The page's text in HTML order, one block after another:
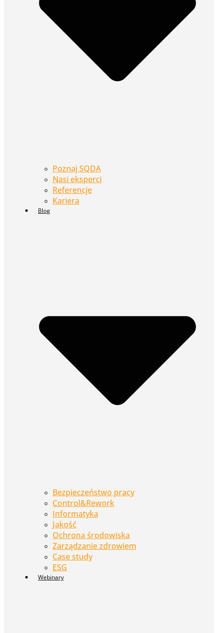
Poznaj SQDA
Nasi eksperci
Referencje
Kariera
Blog
Bezpieczeństwo pracy
Control&Rework
Informatyka
Jakość
Ochrona środowiska
Zarządzanie zdrowiem
Case study
ESG
Webinary